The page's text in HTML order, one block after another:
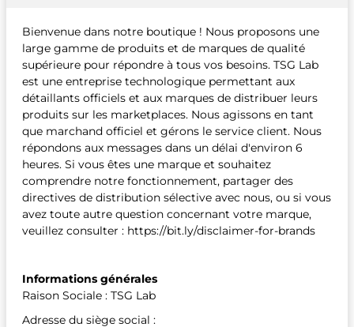
Bienvenue dans notre boutique ! Nous proposons une
large gamme de produits et de marques de qualité
supérieure pour répondre à tous vos besoins. TSG Lab
est une entreprise technologique permettant aux
détaillants officiels et aux marques de distribuer leurs
produits sur les marketplaces. Nous agissons en tant
que marchand officiel et gérons le service client. Nous
répondons aux messages dans un délai d'environ 6
heures. Si vous êtes une marque et souhaitez
comprendre notre fonctionnement, partager des
directives de distribution sélective avec nous, ou si vous
avez toute autre question concernant votre marque,
veuillez consulter : https://bit.ly/disclaimer-for-brands
Informations générales
Raison Sociale : TSG Lab
Adresse du siège social :